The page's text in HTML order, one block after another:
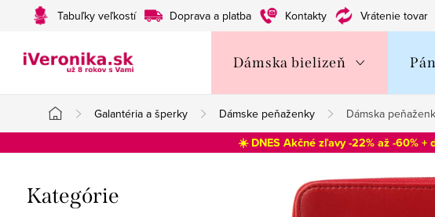
Tabuľky veľkostí Doprava a platba Kontakty Vrátenie tovaru
Dámska bielizeň
Domov
Galantéria a šperky Dámske peňaženky Dámska
☀️ DNES Akčné zľavy -22% až -60%
o
Preskočiť
kategórie
Kategórie